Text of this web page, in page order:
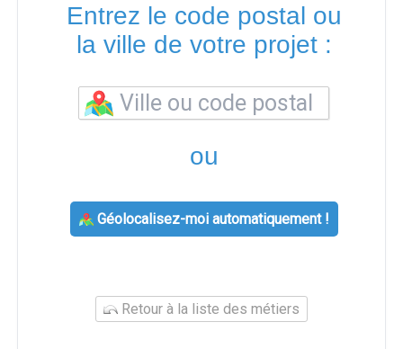
Entrez le code postal ou
la ville de votre projet :
ou
Géolocalisez-moi automatiquement !
Retour à la liste des métiers